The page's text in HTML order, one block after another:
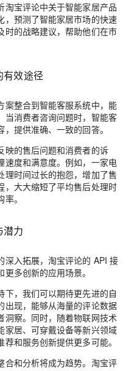
淘宝评论中关于智能家居产品
，预测了智能家居市场的快速
时的战略建议，帮助他们在市
有效途径
案整合到智能客服系统中，能
当消费者咨询问题时，智能客
提供准确、一致的回答。
映的售后问题和消费者的诉
速度和满意度。例如，一家电
理时间过长的抱怨，增加了售
，大大缩短了平均售后处理时
。
潜力
深入拓展，淘宝评论的 API 接
多创新的应用场景。
，我们可以期待更先进的自
出现，能够从海量的评论数据
洞察。同时，随着物联网技术
家居、可穿戴设备等新兴领域
和服务创新提供更多可能。
合和分析将成为趋势。淘宝评